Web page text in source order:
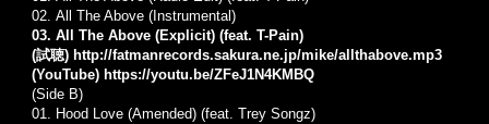
02. All The Above (Instrumental)
03. All The Above (Explicit) (feat. T-Pain)
(試聴) http://fatmanrecords.sakura.ne.jp/mike/allthabove.mp3
(YouTube) https://youtu.be/ZFeJ1N4KMBQ
(Side B)
01. Hood Love (Amended) (feat. Trey Songz)